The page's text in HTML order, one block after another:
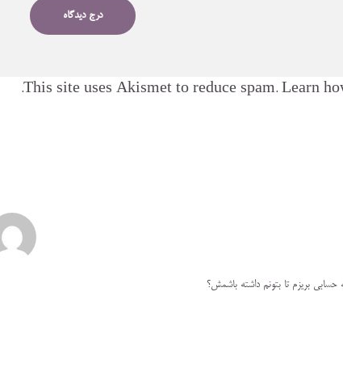
This site uses Akismet to reduce spam. Learn
بریزم تا بتونم داشته باشمش؟